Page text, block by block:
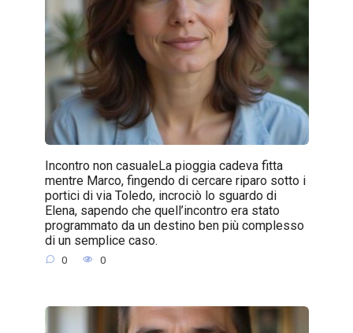
Incontro non casualeLa pioggia cadeva fitta
mentre Marco, fingendo di cercare riparo sotto i
portici di via Toledo, incrociò lo sguardo di
Elena, sapendo che quell’incontro era stato
programmato da un destino ben più complesso
di un semplice caso.
0 0